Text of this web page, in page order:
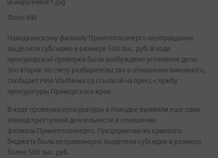
Фото: ИИ
Находкинскому филиалу Примтеплоэнерго неоправданно
выделили субсидию в размере 500 тыс. руб. В ходе
прокурорской проверки было возбуждено уголовное дело.
Это второе по счету разбирательство в отношении виновного,
сообщает РИА VladNews со ссылкой на пресс-службу
прокуратуры Приморского края.
В ходе проверки прокуратуры в Находке выявили еще один
эпизод преступной деятельности в отношении
филиала Примтеплоэнерго. Предприятию из краевого
бюджета была неправомерно выделена субсидия в размере
более 500 тыс. руб.